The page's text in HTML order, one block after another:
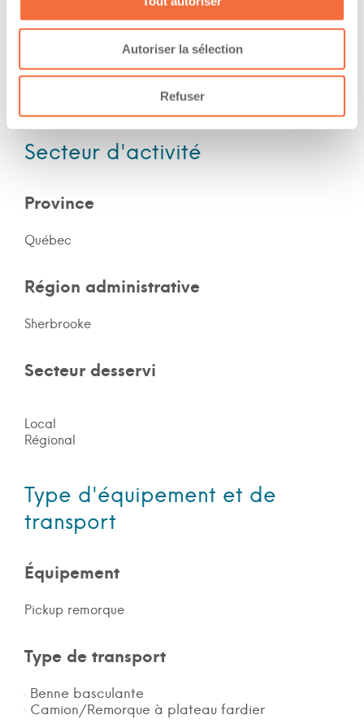
Autoriser la sélection
Refuser
Nombre d'années d'expériences 1 an
Le chauffeur a de l'expérience en forêt
Le chauffeur a de l'expérience en montagne
Secteur d'activité
Province
Québec
Région administrative
Sherbrooke
Secteur desservi
Local
Régional
Type d'équipement et de
transport
Équipement
Pickup remorque
Type de transport
Benne basculante
Camion/Remorque à plateau fardier